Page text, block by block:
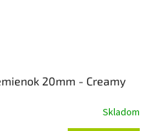
20mm - Creamy
Skladom